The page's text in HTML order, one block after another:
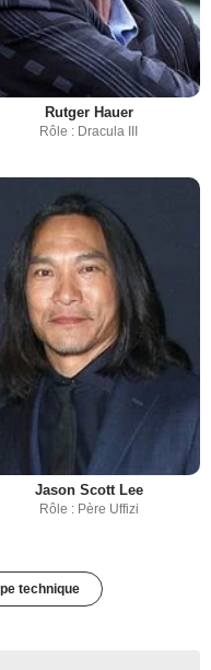
Rutger Hauer
Rôle : Dracula III
Jason Scott Lee
Rôle : Père Uffizi
technique